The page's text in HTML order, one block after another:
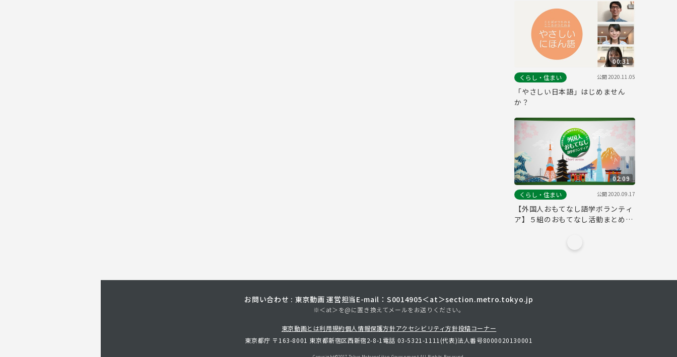
00:31
くらし・住まい
公開2020.11.05
「やさしい日本語」はじめません
か？
02:09
くらし・住まい
公開2020.09.17
【外国人おもてなし語学ボランティ
ア】５組のおもてなし活動まとめ編
お問い合わせ : 東京動画 運営担当 E-mail：S0014905＜at＞section.metro.tokyo.jp
※＜at＞を@に置き換えてメールをお送りください。
東京動画とは利用規約個人情報保護方針アクセシビリティ方針投稿コーナー
東京都庁 〒163-8001 東京都新宿区西新宿2-8-1 電話 03-5321-1111(代表)法人番号8000020130001